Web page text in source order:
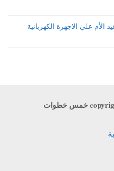
مارس 2026 في عيد الأم علي الاجهزة الكهربائية